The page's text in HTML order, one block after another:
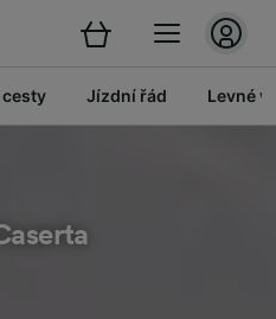
Jízdní řád Levné